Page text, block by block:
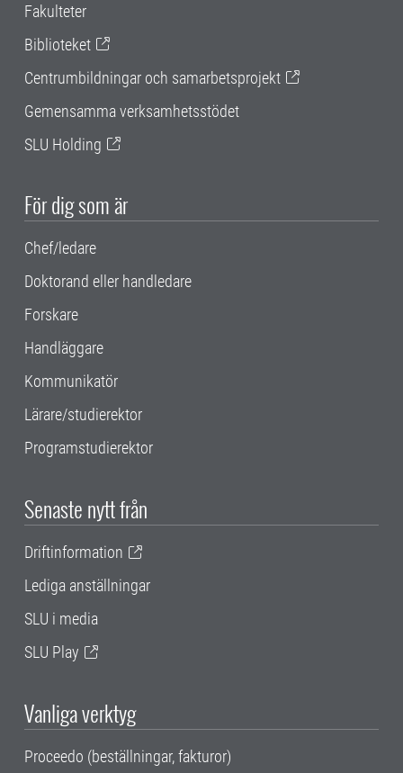
Fakulteter
Biblioteket
Centrumbildningar och samarbetsprojekt
Gemensamma verksamhetsstödet
SLU Holding
För dig som är
Chef/ledare
Doktorand eller handledare
Forskare
Handläggare
Kommunikatör
Lärare/studierektor
Programstudierektor
Senaste nytt från
Driftinformation
Lediga anställningar
SLU i media
SLU Play
Vanliga verktyg
Proceedo (beställningar, fakturor)